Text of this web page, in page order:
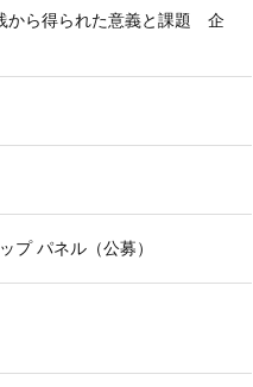
から得られた意義と課題 企
プ パネル（公募）